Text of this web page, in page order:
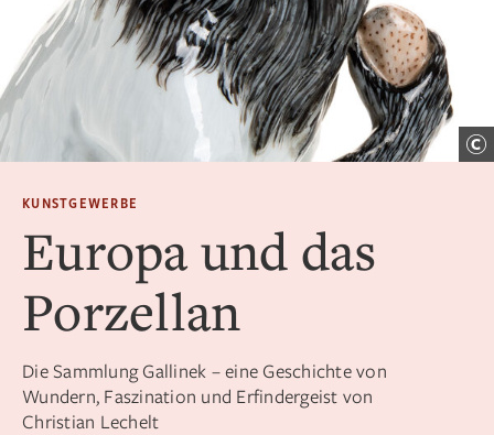
KUNSTGEWERBE
Europa und das
Porzellan
Die Sammlung Gallinek – eine Geschichte von
Wundern, Faszination und Erfindergeist von
Christian Lechelt